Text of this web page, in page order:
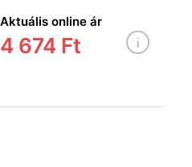
Aktuális online ár
4 674 Ft